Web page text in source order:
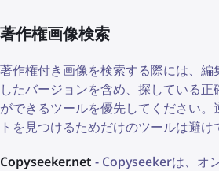
著作権画像検索
著作権付き画像を検索する際には、編
したバージョンを含め、探している
ができるツールを優先してください。
トを見つけるためだけのツールは避け
Copyseeker.net - Copyseekerは、オ